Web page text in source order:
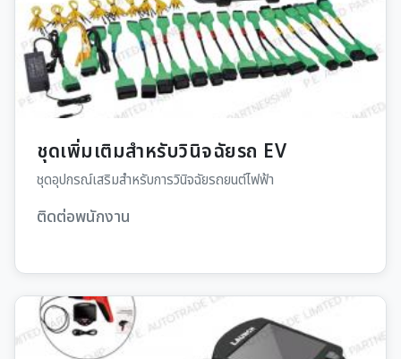
ชุดเพิ่มเติมสำหรับวินิจฉัยรถ EV
ชุดอุปกรณ์เสริมสำหรับการวินิจฉัยรถยนต์ไฟฟ้า
ติดต่อพนักงาน